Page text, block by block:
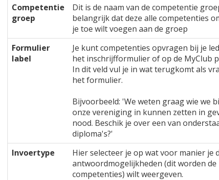
Competentie
groep
Dit is de naam van de competentie
belangrijk dat deze alle competenties
je toe wilt voegen aan de groep
Formulier
label
Je kunt competenties opvragen bij je
het inschrijfformulier of op de MyClub
In dit veld vul je in wat terugkomt als
het formulier.
Bijvoorbeeld: 'We weten graag wie we
onze vereniging in kunnen zetten in
nood. Beschik je over een van
diploma's?'
Invoertype
Hier selecteer je op wat voor manier je
antwoordmogelijkheden (dit worden de
competenties) wilt weergeven.